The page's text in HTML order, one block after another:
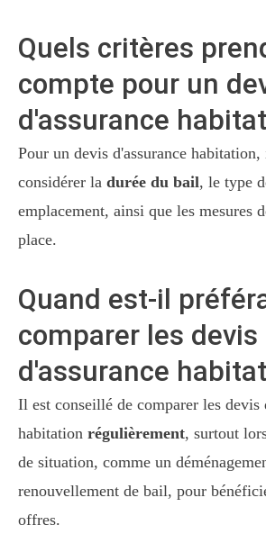
Quels critères
compte pour un
d'assurance
Pour un devis d'assurance
considérer la durée du bail, le type
emplacement, ainsi que les mesures
place.
Quand est-il
comparer les devis
d'assurance
Il est conseillé de comparer les devis
habitation régulièrement, surtout
de situation, comme un
renouvellement de bail, pour
offres.